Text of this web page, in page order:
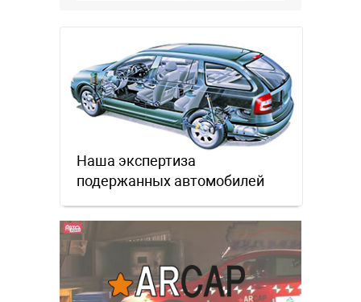
Наша экспертиза
подержанных автомобилей